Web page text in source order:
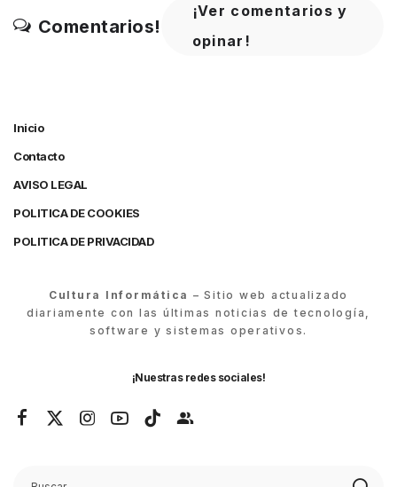
Comentarios!
¡Ver comentarios y
opinar!
Inicio
Contacto
AVISO LEGAL
POLITICA DE COOKIES
POLITICA DE PRIVACIDAD
Cultura Informática – Sitio web actualizado
diariamente con las últimas noticias de tecnología,
software y sistemas operativos.
¡Nuestras redes sociales!